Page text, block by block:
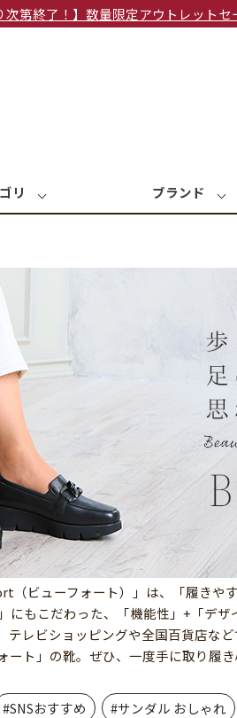
次第終了！】数量限定アウトレットセ
リ ブランド
（ビューフォート）」は、「履きや
にもこだわった、「機能性」+「デ
レビショッピングや全国百貨店など
ト」の靴。ぜひ、一度手に取り履き
#SNSおすすめ #サンダル おしゃれ